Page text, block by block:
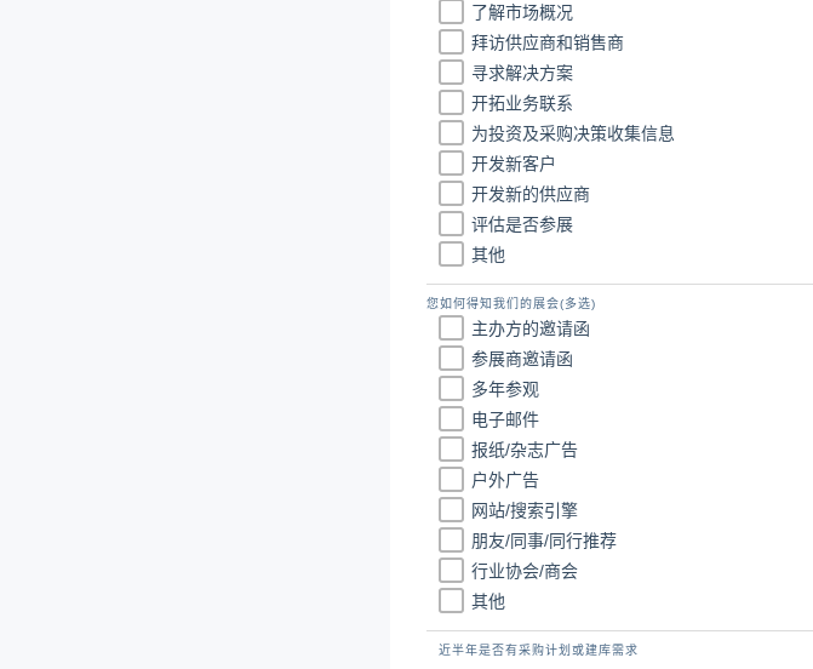
了解市场概况
拜访供应商和销售商
寻求解决方案
开拓业务联系
为投资及采购决策收集信息
开发新客户
开发新的供应商
评估是否参展
其他
您如何得知我们的展会(多选)
主办方的邀请函
参展商邀请函
多年参观
电子邮件
报纸/杂志广告
户外广告
网站/搜索引擎
朋友/同事/同行推荐
行业协会/商会
其他
近半年是否有采购计划或建库需求